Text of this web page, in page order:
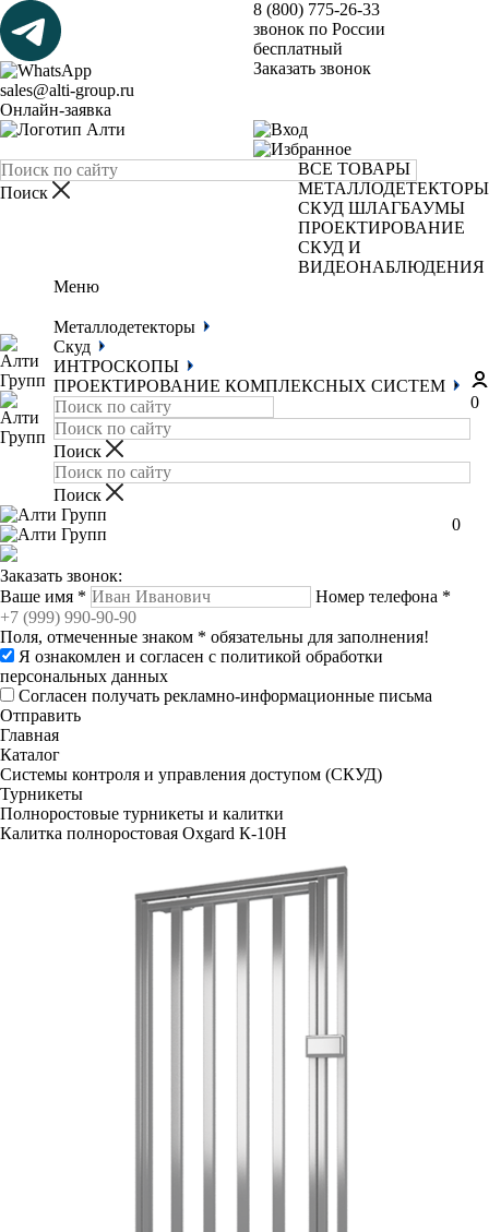
sales@alti-group.ru
Онлайн-заявка
8 (800) 775-26-33
звонок по России
бесплатный
Заказать звонок
ВСЕ ТОВАРЫ
МЕТАЛЛОДЕТЕКТОРЫ
СКУД ШЛАГБАУМЫ
ПРОЕКТИРОВАНИЕ
СКУД И
ВИДЕОНАБЛЮДЕНИЯ
Меню
Металлодетекторы
Скуд
ИНТРОСКОПЫ
ПРОЕКТИРОВАНИЕ КОМПЛЕКСНЫХ СИСТЕМ
0
0
Заказать звонок:
Ваше имя * Номер телефона *
Поля, отмеченные знаком * обязательны для заполнения!
Я ознакомлен и согласен с политикой обработки
персональных данных
Согласен получать рекламно-информационные письма
Отправить
Главная
Каталог
Системы контроля и управления доступом (СКУД)
Турникеты
Полноростовые турникеты и калитки
Калитка полноростовая Oxgard К-10Н